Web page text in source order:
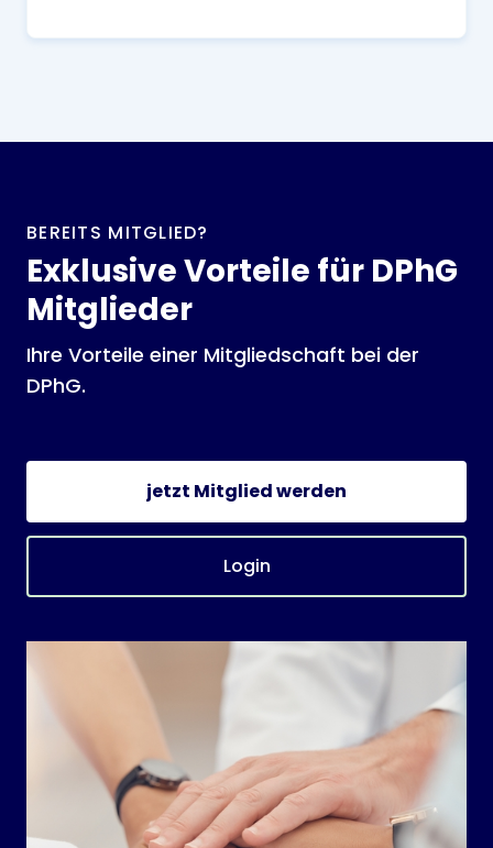
BEREITS MITGLIED?
Exklusive Vorteile für DPhG
Mitglieder
Ihre Vorteile einer Mitgliedschaft bei der
DPhG.
jetzt Mitglied werden
Login